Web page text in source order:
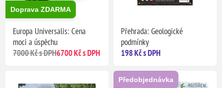
Doprava ZDARMA
Europa Universalis: Cena
moci a úspěchu
7000 Kč s DPH6700 Kč s DPH
Přehrada: Geologické
podmínky
198 Kč s DPH
Předobjednávka